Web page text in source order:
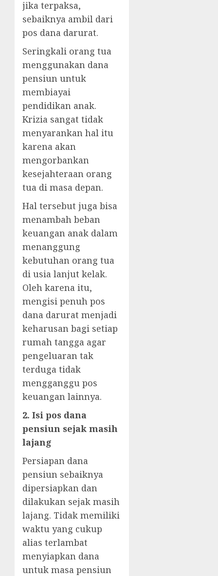
jika terpaksa,
sebaiknya ambil dari
pos dana darurat.
Seringkali orang tua
menggunakan dana
pensiun untuk
membiayai
pendidikan anak.
Krizia sangat tidak
menyarankan hal itu
karena akan
mengorbankan
kesejahteraan orang
tua di masa depan.
Hal tersebut juga bisa
menambah beban
keuangan anak dalam
menanggung
kebutuhan orang tua
di usia lanjut kelak.
Oleh karena itu,
mengisi penuh pos
dana darurat menjadi
keharusan bagi setiap
rumah tangga agar
pengeluaran tak
terduga tidak
mengganggu pos
keuangan lainnya.
2. Isi pos dana
pensiun sejak masih
lajang
Persiapan dana
pensiun sebaiknya
dipersiapkan dan
dilakukan sejak masih
lajang. Tidak memiliki
waktu yang cukup
alias terlambat
menyiapkan dana
untuk masa pensiun